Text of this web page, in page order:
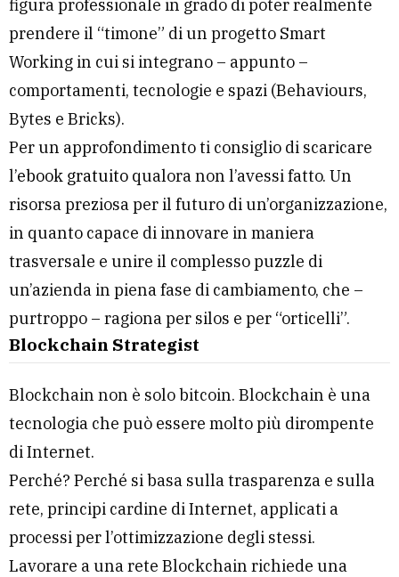
figura professionale in grado di poter realmente
prendere il “timone” di un progetto Smart
Working in cui si integrano – appunto –
comportamenti, tecnologie e spazi (Behaviours,
Bytes e Bricks).
Per un approfondimento ti consiglio di scaricare
l’ebook gratuito qualora non l’avessi fatto. Un
risorsa preziosa per il futuro di un’organizzazione,
in quanto capace di innovare in maniera
trasversale e unire il complesso puzzle di
un’azienda in piena fase di cambiamento, che –
purtroppo – ragiona per silos e per “orticelli”.
Blockchain Strategist
Blockchain non è solo bitcoin. Blockchain è una
tecnologia che può essere molto più dirompente
di Internet.
Perché? Perché si basa sulla trasparenza e sulla
rete, principi cardine di Internet, applicati a
processi per l’ottimizzazione degli stessi.
Lavorare a una rete Blockchain richiede una